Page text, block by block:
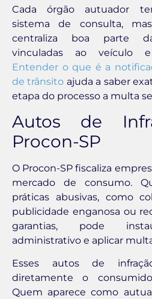
Cada órgão autuador
sistema de consulta,
centraliza boa parte
vinculadas ao veículo
Entender o que é a
de trânsito ajuda a saber
etapa do processo a multa
Autos de
Procon-SP
O Procon-SP fiscaliza
mercado de consumo.
práticas abusivas, como
publicidade enganosa ou
garantias, pode
administrativo e aplicar
Esses autos de
diretamente o
Quem aparece como